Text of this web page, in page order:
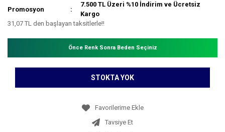
Promosyon
7.500 TL Üzeri %10 İndirim ve Ücretsiz
Kargo
31,07 TL den başlayan taksitlerle!!
Önce Renk Sonra Beden Seçiniz
STOKTA YOK
Tavsiye Et